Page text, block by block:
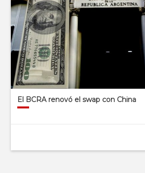
El BCRA renovó el swap con China